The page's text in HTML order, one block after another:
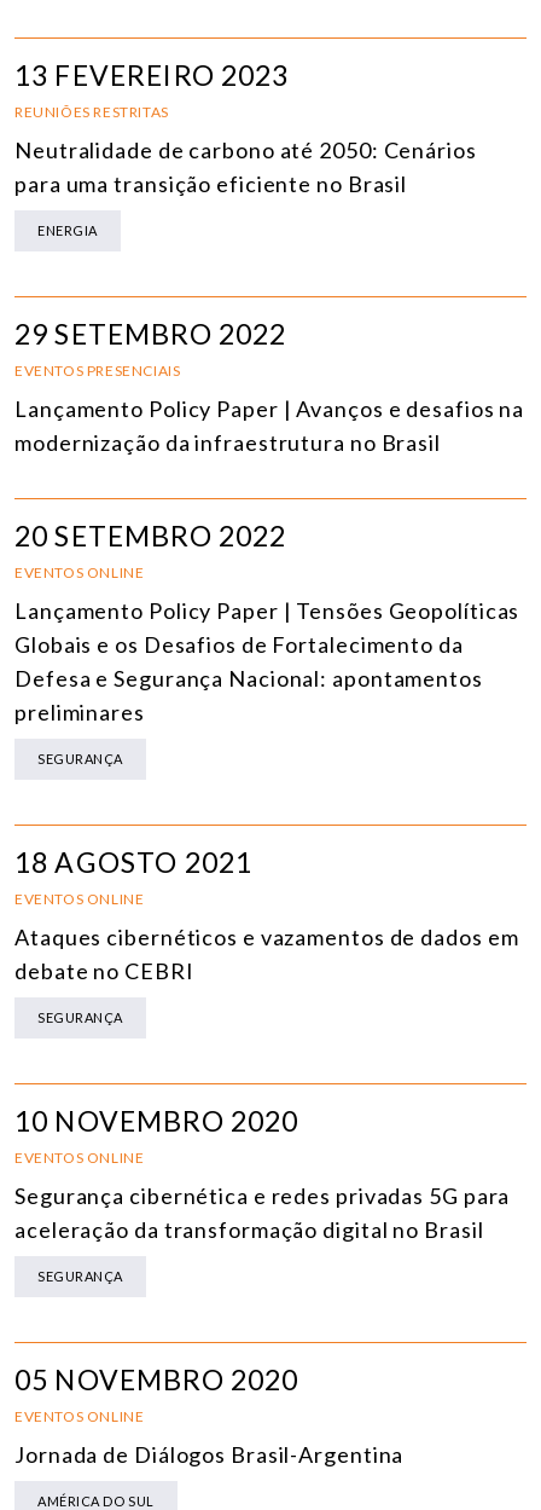
13 FEVEREIRO 2023
REUNIÕES RESTRITAS
Neutralidade de carbono até 2050: Cenários
para uma transição eficiente no Brasil
ENERGIA
29 SETEMBRO 2022
EVENTOS PRESENCIAIS
Lançamento Policy Paper | Avanços e desafios na
modernização da infraestrutura no Brasil
20 SETEMBRO 2022
EVENTOS ONLINE
Lançamento Policy Paper | Tensões Geopolíticas
Globais e os Desafios de Fortalecimento da
Defesa e Segurança Nacional: apontamentos
preliminares
SEGURANÇA
18 AGOSTO 2021
EVENTOS ONLINE
Ataques cibernéticos e vazamentos de dados em
debate no CEBRI
SEGURANÇA
10 NOVEMBRO 2020
EVENTOS ONLINE
Segurança cibernética e redes privadas 5G para
aceleração da transformação digital no Brasil
SEGURANÇA
05 NOVEMBRO 2020
EVENTOS ONLINE
Jornada de Diálogos Brasil-Argentina
AMÉRICA DO SUL